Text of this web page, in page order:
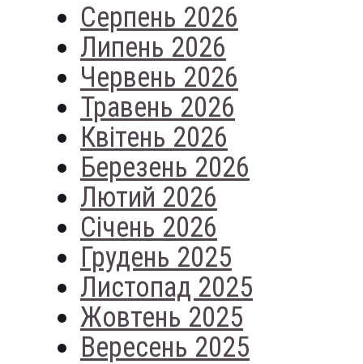
Серпень 2026
Липень 2026
Червень 2026
Травень 2026
Квітень 2026
Березень 2026
Лютий 2026
Січень 2026
Грудень 2025
Листопад 2025
Жовтень 2025
Вересень 2025